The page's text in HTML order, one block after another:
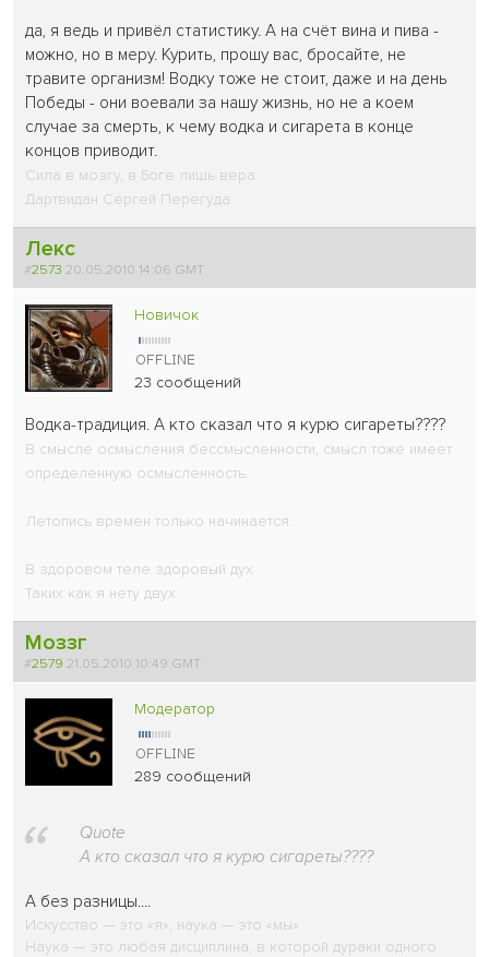
да, я ведь и привёл статистику. А на счёт вина и пива -
можно, но в меру. Курить, прошу вас, бросайте, не
травите организм! Водку тоже не стоит, даже и на день
Победы - они воевали за нашу жизнь, но не а коем
случае за смерть, к чему водка и сигарета в конце
концов приводит.
Сила в мозгу, в Боге лишь вера.
Дартвидан Сергей Перегуда
Лекс
#2573 20.05.2010 14:06 GMT
Новичок
23 сообщений
Водка-традиция. А кто сказал что я курю сигареты????
В смысле осмысления бессмысленности, смысл тоже имеет
определенную осмысленность.
Летопись времен только начинается...
В здоровом теле здоровый дух
Таких как я нету двух
Моззг
#2579 21.05.2010 10:49 GMT
Модератор
289 сообщений
Quote
А кто сказал что я курю сигареты????
А без разницы....
Искусство — это «я»; наука — это «мы».
Наука — это любая дисциплина, в которой дураки одного